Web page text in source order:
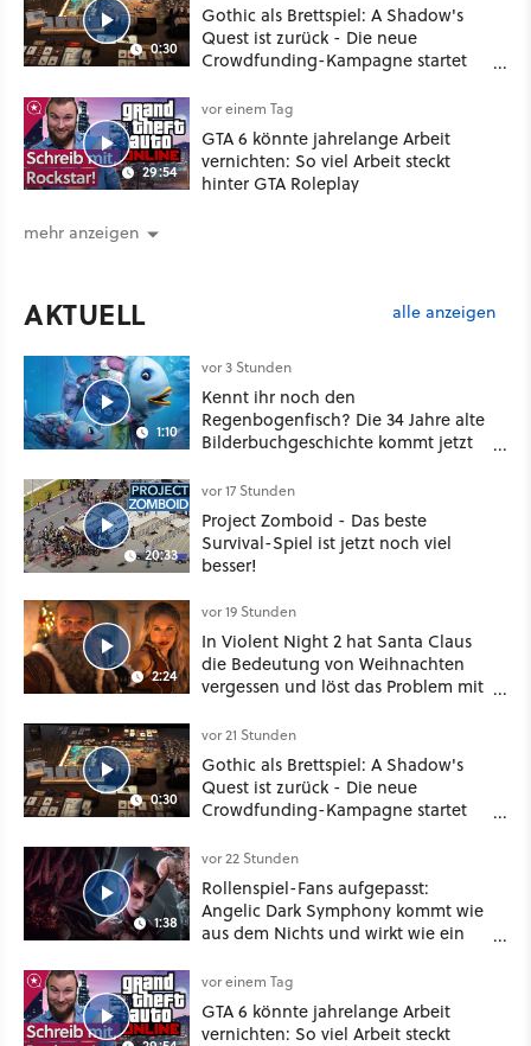
0:30
Gothic als Brettspiel: A Shadow's
Quest ist zurück - Die neue
Crowdfunding-Kampagne startet
29:54
vor einem Tag
GTA 6 könnte jahrelange Arbeit
vernichten: So viel Arbeit steckt
hinter GTA Roleplay
mehr anzeigen
AKTUELL alle anzeigen
1:10
vor 3 Stunden
Kennt ihr noch den
Regenbogenfisch? Die 34 Jahre alte
Bilderbuchgeschichte kommt jetzt
20:33
vor 17 Stunden
Project Zomboid - Das beste
Survival-Spiel ist jetzt noch viel
besser!
2:24
vor 19 Stunden
In Violent Night 2 hat Santa Claus
die Bedeutung von Weihnachten
vergessen und löst das Problem mit
0:30
vor 21 Stunden
Gothic als Brettspiel: A Shadow's
Quest ist zurück - Die neue
Crowdfunding-Kampagne startet
1:38
vor 22 Stunden
Rollenspiel-Fans aufgepasst:
Angelic Dark Symphony kommt wie
aus dem Nichts und wirkt wie ein
Mass Effect
vor einem Tag
GTA 6 könnte jahrelange Arbeit
vernichten: So viel Arbeit steckt